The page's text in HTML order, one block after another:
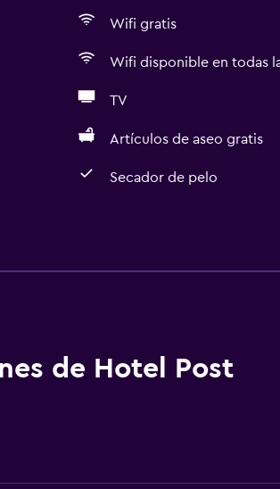
Wifi gratis
Wifi disponible en todas
TV
Artículos de aseo gratis
Secador de pelo
Tienda de regalos
Esquí
de Hotel Post